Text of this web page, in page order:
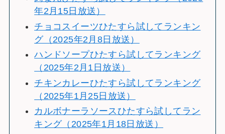
年2月15日放送）
チョコスイーツひたすら試してランキン
グ（2025年2月8日放送）
ハンドソープひたすら試してランキング
（2025年2月1日放送）
チキンカレーひたすら試してランキング
（2025年1月25日放送）
カルボナーラソースひたすら試してラン
キング（2025年1月18日放送）